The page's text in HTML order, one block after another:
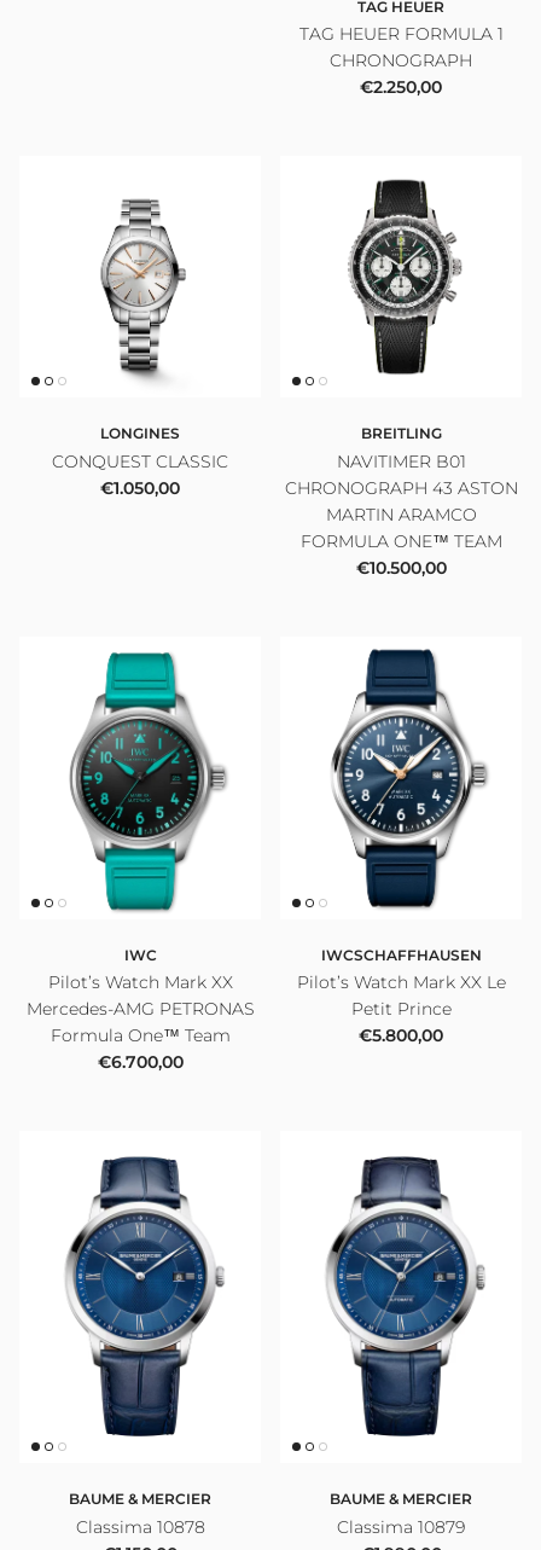
TAG HEUER
TAG HEUER FORMULA 1
CHRONOGRAPH
Prezzo normale
€2.250,00
LONGINES
CONQUEST CLASSIC
Prezzo normale
€1.050,00
BREITLING
NAVITIMER B01
CHRONOGRAPH 43 ASTON
MARTIN ARAMCO
FORMULA ONE™ TEAM
Prezzo normale
€10.500,00
IWC
Pilot’s Watch Mark XX
Mercedes-AMG PETRONAS
Formula One™ Team
Prezzo normale
€6.700,00
IWCSCHAFFHAUSEN
Pilot’s Watch Mark XX Le
Petit Prince
Prezzo normale
€5.800,00
BAUME & MERCIER
Classima 10878
BAUME & MERCIER
Classima 10879